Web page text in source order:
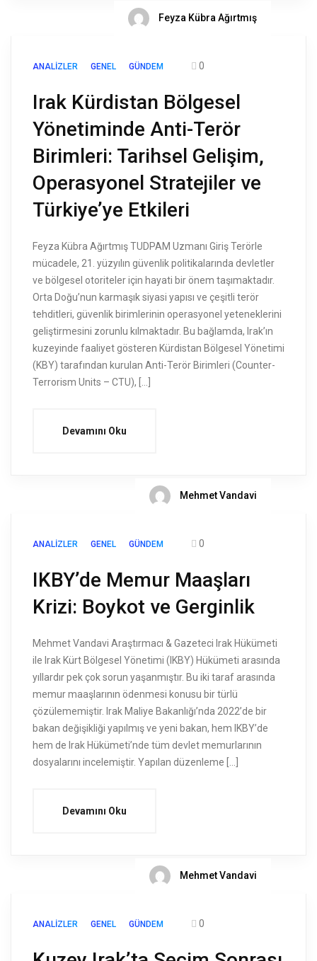
Feyza Kübra Ağırtmış
ANALIZLER GENEL GÜNDEM 0
Irak Kürdistan Bölgesel
Yönetiminde Anti-Terör
Birimleri: Tarihsel Gelişim,
Operasyonel Stratejiler ve
Türkiye’ye Etkileri
Feyza Kübra Ağırtmış TUDPAM Uzmanı Giriş Terörle
mücadele, 21. yüzyılın güvenlik politikalarında devletler
ve bölgesel otoriteler için hayati bir önem taşımaktadır.
Orta Doğu’nun karmaşık siyasi yapısı ve çeşitli terör
tehditleri, güvenlik birimlerinin operasyonel yeteneklerini
geliştirmesini zorunlu kılmaktadır. Bu bağlamda, Irak’ın
kuzeyinde faaliyet gösteren Kürdistan Bölgesel Yönetimi
(KBY) tarafından kurulan Anti-Terör Birimleri (Counter-
Terrorism Units – CTU), […]
Devamını Oku
Mehmet Vandavi
ANALIZLER GENEL GÜNDEM 0
IKBY’de Memur Maaşları
Krizi: Boykot ve Gerginlik
Mehmet Vandavi Araştırmacı & Gazeteci Irak Hükümeti
ile Irak Kürt Bölgesel Yönetimi (IKBY) Hükümeti arasında
yıllardır pek çok sorun yaşanmıştır. Bu iki taraf arasında
memur maaşlarının ödenmesi konusu bir türlü
çözülememiştir. Irak Maliye Bakanlığı’nda 2022’de bir
bakan değişikliği yapılmış ve yeni bakan, hem IKBY’de
hem de Irak Hükümeti’nde tüm devlet memurlarının
dosyalarını incelemiştir. Yapılan düzenleme […]
Devamını Oku
Mehmet Vandavi
ANALIZLER GENEL GÜNDEM 0